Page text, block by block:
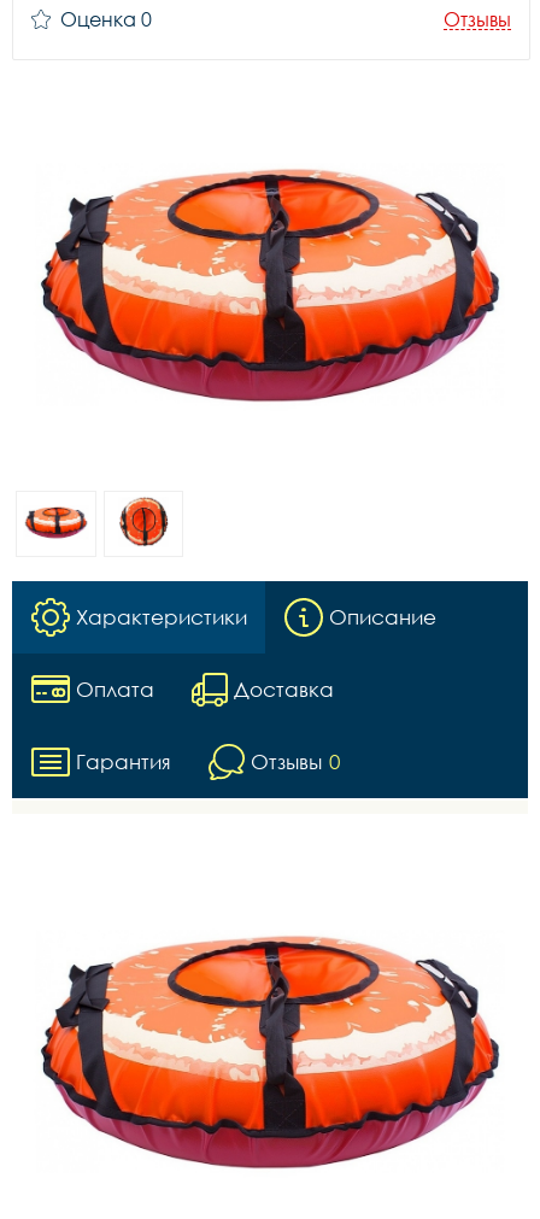
Оценка 0
Отзывы
Характеристики Описание
Оплата Доставка
Гарантия Отзывы 0